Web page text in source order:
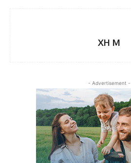
XH M
- Advertisement -